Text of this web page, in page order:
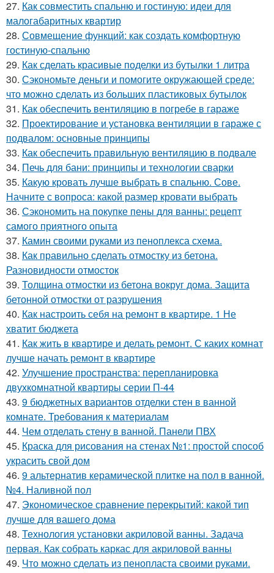
27. Как совместить спальню и гостиную: идеи для
малогабаритных квартир
28. Совмещение функций: как создать комфортную
гостиную-спальню
29. Как сделать красивые поделки из бутылки 1 литра
30. Сэкономьте деньги и помогите окружающей среде:
что можно сделать из больших пластиковых бутылок
31. Как обеспечить вентиляцию в погребе в гараже
32. Проектирование и установка вентиляции в гараже с
подвалом: основные принципы
33. Как обеспечить правильную вентиляцию в подвале
34. Печь для бани: принципы и технологии сварки
35. Какую кровать лучше выбрать в спальню. Сове.
Начните с вопроса: какой размер кровати выбрать
36. Сэкономить на покупке пены для ванны: рецепт
самого приятного опыта
37. Камин своими руками из пеноплекса схема.
38. Как правильно сделать отмостку из бетона.
Разновидности отмосток
39. Толщина отмостки из бетона вокруг дома. Защита
бетонной отмостки от разрушения
40. Как настроить себя на ремонт в квартире. 1 Не
хватит бюджета
41. Как жить в квартире и делать ремонт. С каких комнат
лучше начать ремонт в квартире
42. Улучшение пространства: перепланировка
двухкомнатной квартиры серии П-44
43. 9 бюджетных вариантов отделки стен в ванной
комнате. Требования к материалам
44. Чем отделать стену в ванной. Панели ПВХ
45. Краска для рисования на стенах №1: простой способ
украсить свой дом
46. 9 альтернатив керамической плитке на пол в ванной.
№4. Наливной пол
47. Экономическое сравнение перекрытий: какой тип
лучше для вашего дома
48. Технология установки акриловой ванны. Задача
первая. Как собрать каркас для акриловой ванны
49. Что можно сделать из пенопласта своими руками.